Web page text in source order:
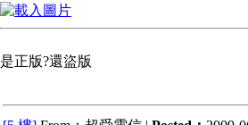
是正版?還盜版